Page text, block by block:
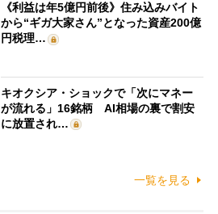
《利益は年5億円前後》住み込みバイト
から“ギガ大家さん”となった資産200億
円税理…
キオクシア・ショックで「次にマネー
が流れる」16銘柄 AI相場の裏で割安
に放置され…
一覧を見る